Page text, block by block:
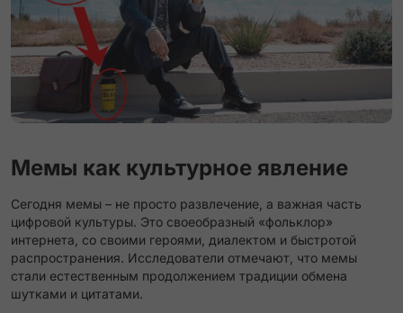
Мемы как культурное явление
Сегодня мемы – не просто развлечение, а важная часть
цифровой культуры. Это своеобразный «фольклор»
интернета, со своими героями, диалектом и быстротой
распространения. Исследователи отмечают, что мемы
стали естественным продолжением традиции обмена
шутками и цитатами​.